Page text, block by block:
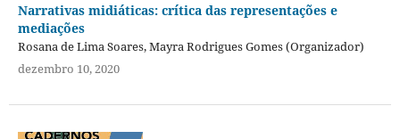
Narrativas midiáticas: crítica das representações e
mediações
Rosana de Lima Soares, Mayra Rodrigues Gomes (Organizador)
dezembro 10, 2020